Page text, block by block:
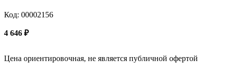
Код: 00002156
4 646 ₽
Цена ориентировочная, не является публичной офертой